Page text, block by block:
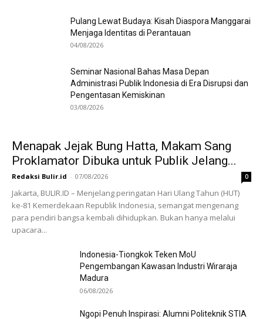
Pulang Lewat Budaya: Kisah Diaspora Manggarai
Menjaga Identitas di Perantauan
04/08/2026
Seminar Nasional Bahas Masa Depan
Administrasi Publik Indonesia di Era Disrupsi dan
Pengentasan Kemiskinan
03/08/2026
Menapak Jejak Bung Hatta, Makam Sang
Proklamator Dibuka untuk Publik Jelang...
Redaksi Bulir.id - 07/08/2026 0
Jakarta, BULIR.ID – Menjelang peringatan Hari Ulang Tahun (HUT)
ke-81 Kemerdekaan Republik Indonesia, semangat mengenang
para pendiri bangsa kembali dihidupkan. Bukan hanya melalui
upacara...
Indonesia-Tiongkok Teken MoU
Pengembangan Kawasan Industri Wiraraja
Madura
06/08/2026
Ngopi Penuh Inspirasi: Alumni Politeknik STIA